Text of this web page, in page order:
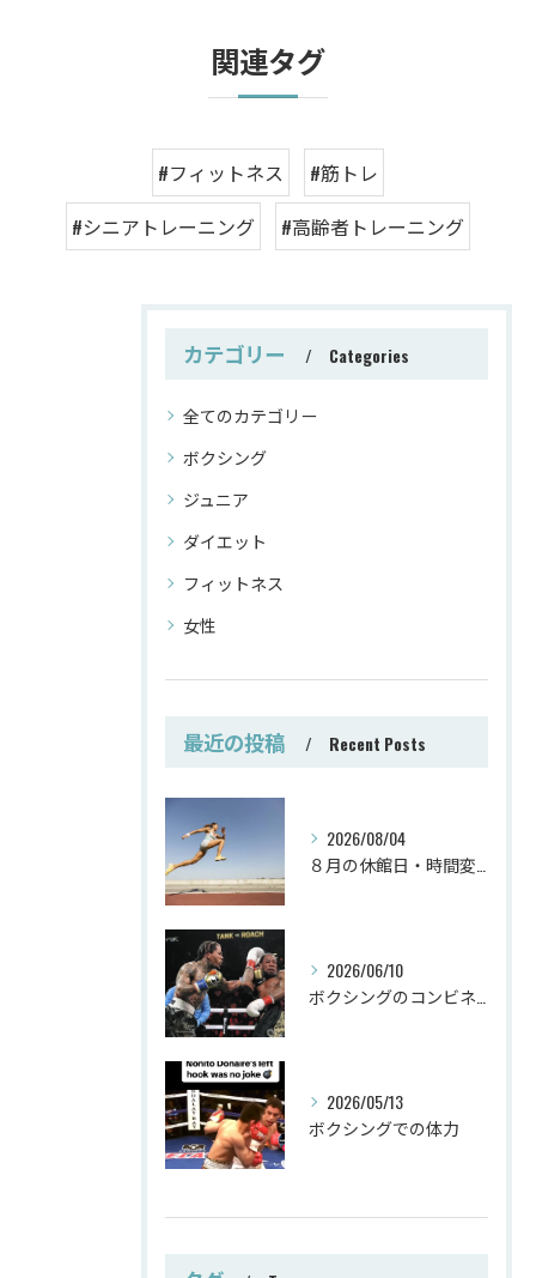
関連タグ
#フィットネス
#筋トレ
#シニアトレーニング
#高齢者トレーニング
カテゴリー Categories
全てのカテゴリー
ボクシング
ジュニア
ダイエット
フィットネス
女性
最近の投稿 Recent Posts
2026/08/04
2026/06/10
2026/05/13
ボクシングでの体力